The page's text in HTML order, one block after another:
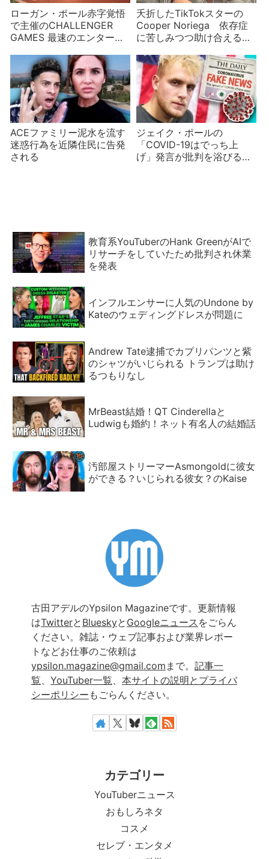
ローガン・ポール赤字覚悟
で主催のCHALLENGER
GAMES 最速のエンターテ
夭折したTikTokスターの
Cooper Noriega 依存症
に苦しみつつ助け合える場
ACEファミリー泥水を流す
迷惑行為を近隣住民に告発
される
ジェイク・ポールの
「COVID-19はでっち上
げ」発言が批判を浴びる
教育系YouTuberのHank GreenがAIで
リサーチをしていたため批判され休業
を発表
インフルエンサーに人気のUndone by
Kateのウェディングドレスが問題に
Andrew Tate逮捕でカプリパンツと紫
のシャツがいじられる トランプは助け
るつもりなし
MrBeast結婚！QT Cinderellaと
Ludwigも婚約！ネット有名人の結婚話
汚部屋ストリーマーAsmongoldに彼女
ができる？いじられる彼女？のKaise
古田アデルのYpsilon Magazineです。更新情報
はTwitterと Blueskyと Googleニュース をごらん
ください。雑誌・ウェブ記事および業界レポー
トなどお仕事のご依頼は
ypsilon.magazine@gmail.com まで。 記事一
覧
YouTuber一覧
本サイトの説明とプライバ
シーポリシー もごらんください。
カテゴリー
YouTuberニュース
おもしろネタ
コスメ
セレブ・エンタメ